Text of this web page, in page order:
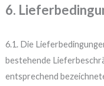
6.
6.1. Die
bestehende
entsprechend